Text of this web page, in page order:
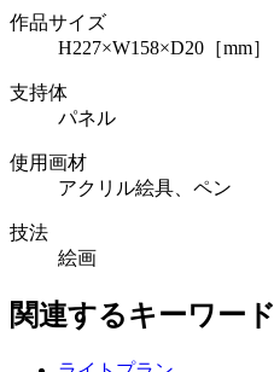
作品サイズ
H227×W158×D20［mm］
支持体
パネル
使用画材
アクリル絵具、ペン
技法
絵画
関連するキーワード